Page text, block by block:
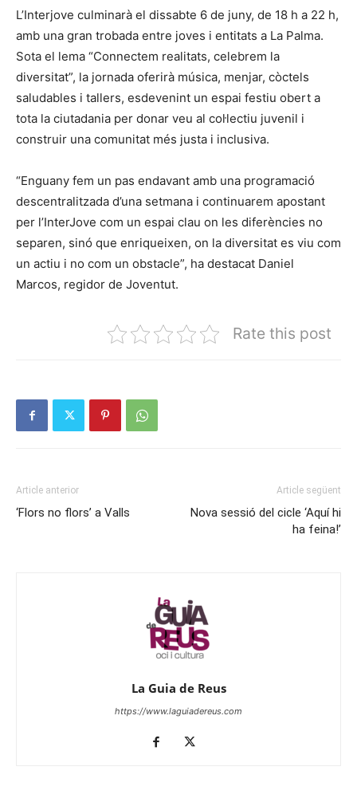
L’Interjove culminarà el dissabte 6 de juny, de 18 h a 22 h,
amb una gran trobada entre joves i entitats a La Palma.
Sota el lema “Connectem realitats, celebrem la
diversitat”, la jornada oferirà música, menjar, còctels
saludables i tallers, esdevenint un espai festiu obert a
tota la ciutadania per donar veu al col·lectiu juvenil i
construir una comunitat més justa i inclusiva.
“Enguany fem un pas endavant amb una programació
descentralitzada d’una setmana i continuarem apostant
per l’InterJove com un espai clau on les diferències no
separen, sinó que enriqueixen, on la diversitat es viu com
un actiu i no com un obstacle”, ha destacat Daniel
Marcos, regidor de Joventut.
Rate this post
Article anterior
‘Flors no flors’ a Valls
Article següent
Nova sessió del cicle ‘Aquí hi
ha feina!’
La Guia de Reus
https://www.laguiadereus.com